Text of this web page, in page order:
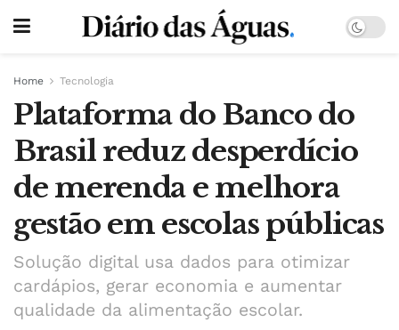
Home Tecnologia
Plataforma do Banco do
Brasil reduz desperdício
de merenda e melhora
gestão em escolas públicas
Solução digital usa dados para otimizar
cardápios, gerar economia e aumentar
qualidade da alimentação escolar.